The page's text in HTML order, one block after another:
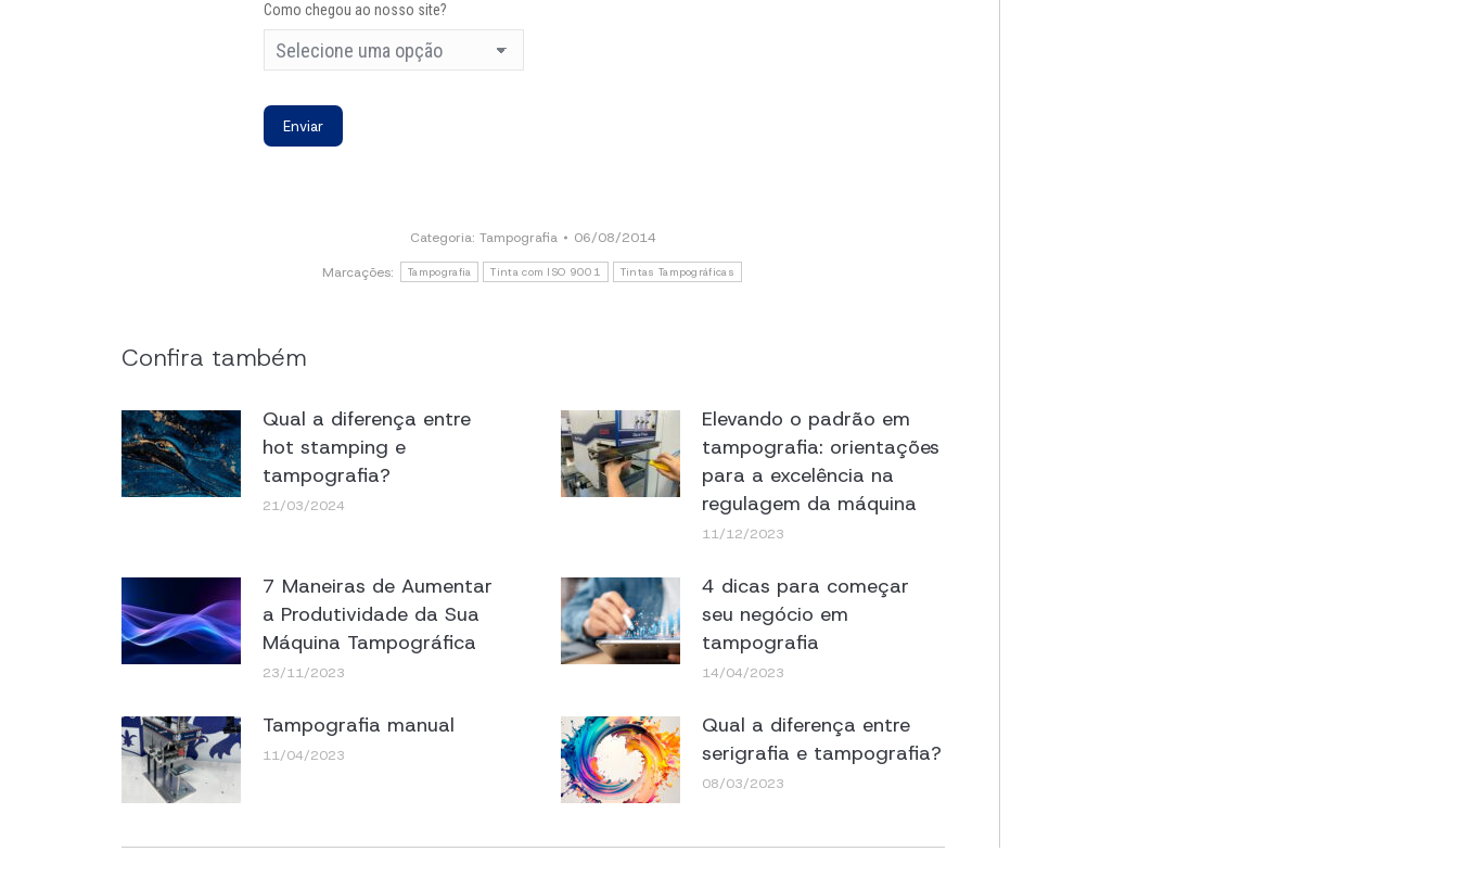
Como chegou ao nosso site?
Categoria: Tampografia
06/08/2014
Marcações:
Tampografia Tinta com ISO 9001 Tintas Tampográficas
Confira também
Qual a diferença entre
hot stamping e
tampografia?
21/03/2024
Elevando o padrão em
tampografia: orientações
para a excelência na
regulagem da máquina
11/12/2023
7 Maneiras de Aumentar
a Produtividade da Sua
Máquina Tampográfica
23/11/2023
4 dicas para começar
seu negócio em
tampografia
14/04/2023
Tampografia manual
11/04/2023
Qual a diferença entre
serigrafia e tampografia?
08/03/2023